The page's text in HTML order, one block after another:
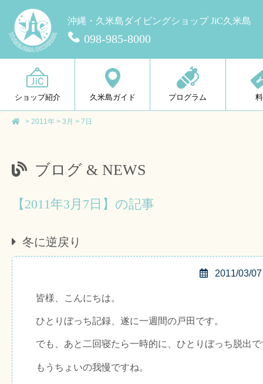
沖縄・久米島ダイビングショップ JiC久米島
098-985-8000
ショップ紹介 久米島ガイド プログラム
> 2011年 > 3月 > 7日
ブログ & NEWS
【2011年3月7日】の記事
冬に逆戻り
2011/03/07
皆様、こんにちは。
ひとりぼっち記録、遂に一週間の戸田です。
でも、あと二回寝たら一時的に、ひとりぼっち脱出
もうちょいの我慢ですね。